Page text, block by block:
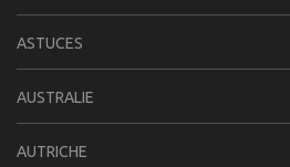
ASTUCES
AUSTRALIE
AUTRICHE